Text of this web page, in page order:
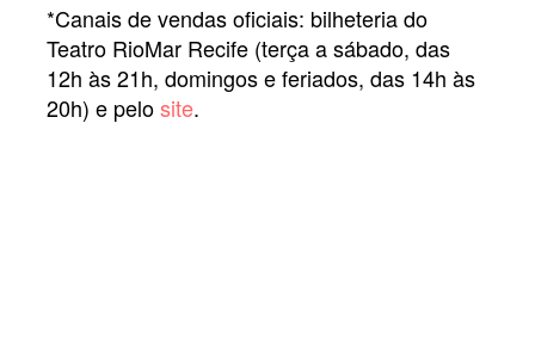
*Canais de vendas oficiais: bilheteria do
Teatro RioMar Recife (terça a sábado, das
12h às 21h, domingos e feriados, das 14h às
20h) e pelosite.